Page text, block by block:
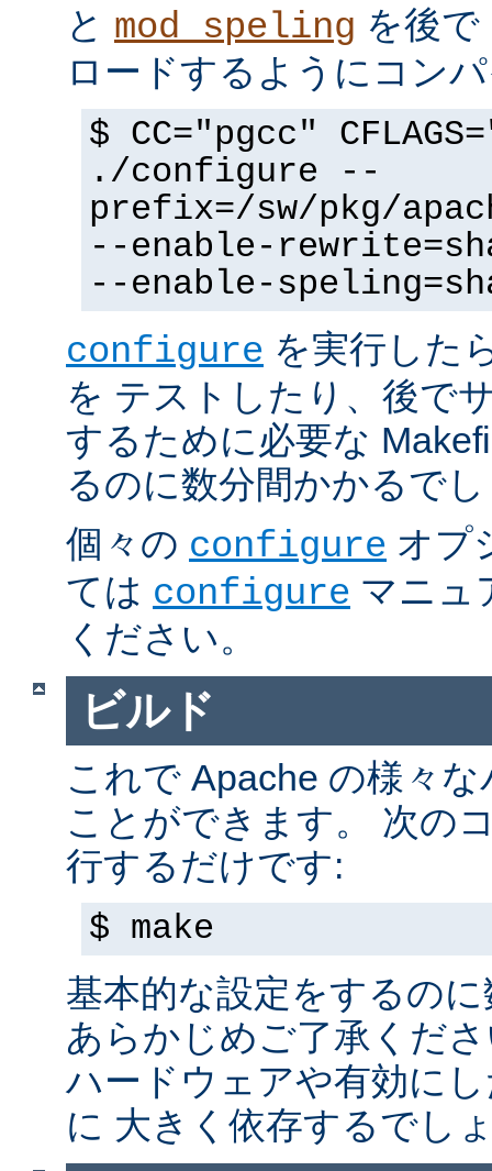
と mod_speling を後
ロードするようにコン
$ CC="pgcc"
./configure --
prefix=/sw/pkg/
--enable-
--enable-
configure を実行した
を テストしたり、後で
するために必要な
るのに数分間かかるで
個々の configure オプ
ては configure マニュ
ください。
ビルド
これで Apache の様々
ことができます。 次の
行するだけです:
$ make
基本的な設定をするの
あらかじめご了承くだ
ハードウェアや有効に
に 大きく依存するでし